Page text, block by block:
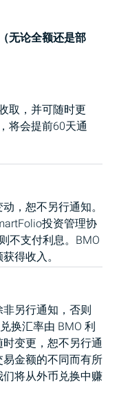
无论全额还是部
取，并可随时更
将会提前60天通
，恕不另行通知。
投资管理协
不支付利息。 BMO
得收入。
另行通知，否则
换汇率由 BMO 利
变更，恕不另行通
金额的不同而有所
将从外币兑换中赚